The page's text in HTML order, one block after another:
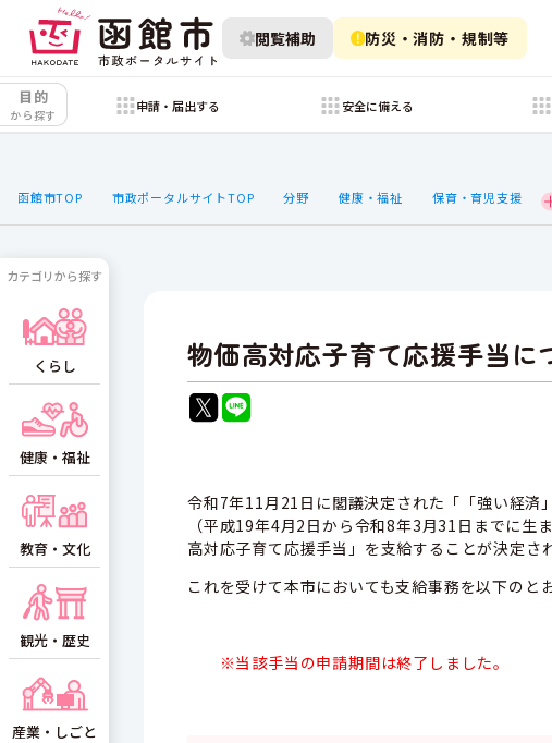
閲覧補助 防災・消防・規制等
目的
から探す
申請・届出する 安全に備える
函館市TOP 市政ポータルサイトTOP 分野 健康・福祉 保育・育児支援
物価高対応子育て応援手当に
令和7年11月21日に閣議決定された「「強い経済
（平成19年4月2日から令和8年3月31日までに
高対応子育て応援手当」を支給することが決定さ
これを受けて本市においても支給事務を以下のと
※当該手当の申請期間は終了しました。
カテゴリから探す
くらし
健康・福祉
教育・文化
観光・歴史
産業・しごと